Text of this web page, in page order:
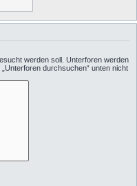
werden soll. Unterforen werden
durchsuchen“ unten nicht